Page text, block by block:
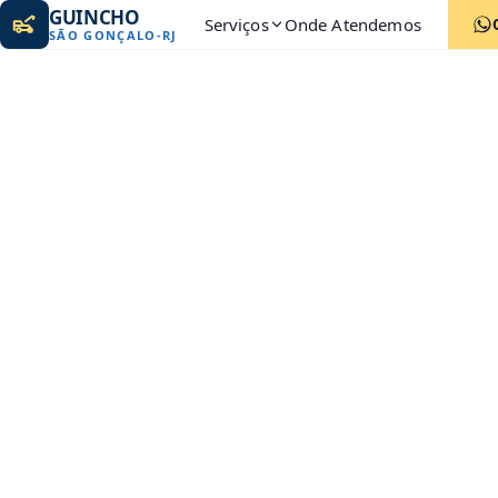
GUINCHO
SÃO GONÇALO -RJ Serviços Onde Atendemos